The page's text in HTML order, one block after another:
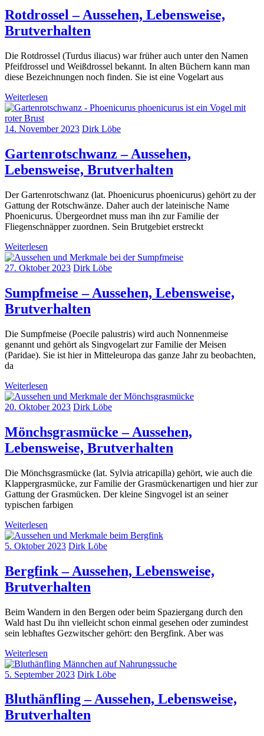
Rotdrossel – Aussehen, Lebensweise,
Brutverhalten
Die Rotdrossel (Turdus iliacus) war früher auch unter den Namen
Pfeifdrossel und Weißdrossel bekannt. In alten Büchern kann man
diese Bezeichnungen noch finden. Sie ist eine Vogelart aus
Weiterlesen
14. November 2023 Dirk Löbe
Gartenrotschwanz – Aussehen,
Lebensweise, Brutverhalten
Der Gartenrotschwanz (lat. Phoenicurus phoenicurus) gehört zu der
Gattung der Rotschwänze. Daher auch der lateinische Name
Phoenicurus. Übergeordnet muss man ihn zur Familie der
Fliegenschnäpper zuordnen. Sein Brutgebiet erstreckt
Weiterlesen
27. Oktober 2023 Dirk Löbe
Sumpfmeise – Aussehen, Lebensweise,
Brutverhalten
Die Sumpfmeise (Poecile palustris) wird auch Nonnenmeise
genannt und gehört als Singvogelart zur Familie der Meisen
(Paridae). Sie ist hier in Mitteleuropa das ganze Jahr zu beobachten,
da
Weiterlesen
20. Oktober 2023 Dirk Löbe
Mönchsgrasmücke – Aussehen,
Lebensweise, Brutverhalten
Die Mönchsgrasmücke (lat. Sylvia atricapilla) gehört, wie auch die
Klappergrasmücke, zur Familie der Grasmückenartigen und hier zur
Gattung der Grasmücken. Der kleine Singvogel ist an seiner
typischen farbigen
Weiterlesen
5. Oktober 2023 Dirk Löbe
Bergfink – Aussehen, Lebensweise,
Brutverhalten
Beim Wandern in den Bergen oder beim Spaziergang durch den
Wald hast Du ihn vielleicht schon einmal gesehen oder zumindest
sein lebhaftes Gezwitscher gehört: den Bergfink. Aber was
Weiterlesen
5. September 2023 Dirk Löbe
Bluthänfling – Aussehen, Lebensweise,
Brutverhalten